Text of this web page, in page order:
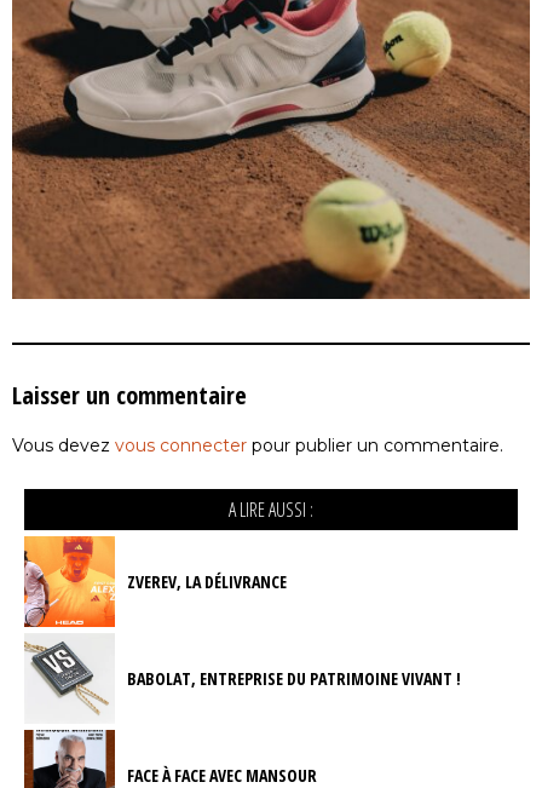
Laisser un commentaire
Vous devez vous connecter pour publier un commentaire.
A LIRE AUSSI :
ZVEREV, LA DÉLIVRANCE
BABOLAT, ENTREPRISE DU PATRIMOINE VIVANT !
FACE À FACE AVEC MANSOUR